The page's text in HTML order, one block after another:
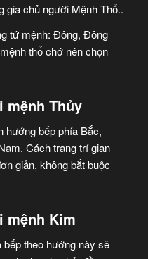
gia chủ người Mệnh Thổ..
tứ mệnh: Đông, Đông
thổchớ nênchọn
Thủy
hướng bếp phía Bắc,
Cách trang trí gian
giản, không bắt buộc
mệnh Kim
theo hướng này sẽ